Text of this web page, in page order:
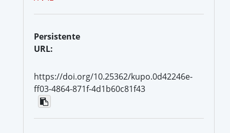
Persistente
URL:
https://doi.org/10.25362/kupo.0d42246e-
ff03-4864-871f-4d1b60c81f43